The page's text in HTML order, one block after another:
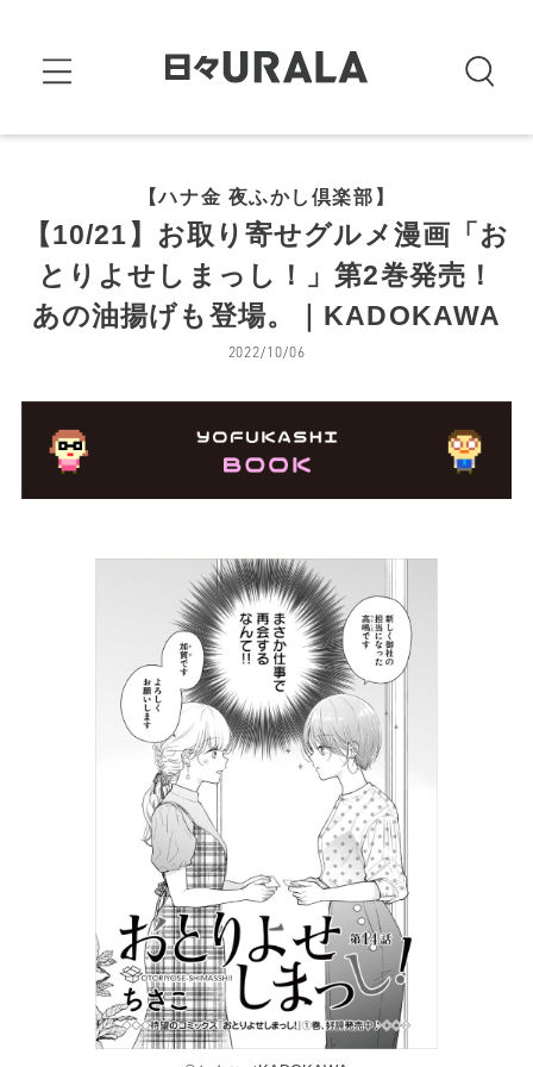
【ハナ金 夜ふかし倶楽部】
【10/21】お取り寄せグルメ漫画「お
とりよせしまっし！」第2巻発売！
あの油揚げも登場。｜KADOKAWA
2022/10/06